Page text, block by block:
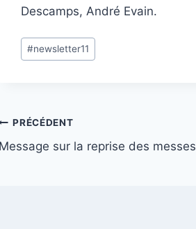
Descamps, André Evain.
Étiquettes
de
#newsletter11
de
PRÉCÉDENT
Message sur la reprise des messes